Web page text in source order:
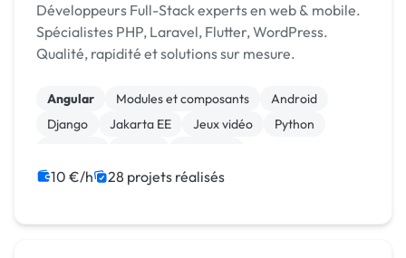
Développeurs Full-Stack experts en web & mobile.
Spécialistes PHP, Laravel, Flutter, WordPress.
Qualité, rapidité et solutions sur mesure.
Angular Modules et composants
Android
Django
Jakarta EE Jeux vidéo
Python
10 €/h 28 projets réalisés